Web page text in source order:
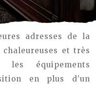
adresses de la
et très
les équipements
en plus d’un